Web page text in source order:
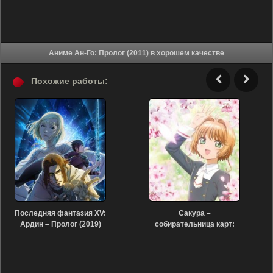
Аниме Ан-Го: Пролог (2011) в хорошем качестве
Похожие работы:
Последняя фантазия XV:
Ардин – Пролог (2019)
Сакура –
собирательница карт: